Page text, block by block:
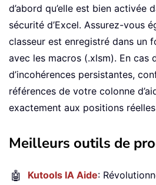
d’abord qu’elle est bien activée
sécurité d’Excel. Assurez-vous
classeur est enregistré dans un
avec les macros (.xlsm). En cas
d’incohérences persistantes,
références de votre colonne
exactement aux positions
Meilleurs outils de
🤖 Kutools IA Aide: